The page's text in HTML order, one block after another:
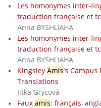
Les homonymes inter-
traduction française et
Anna BYSHLIAHA
Les homonymes inter-
traduction française et
Anna BYSHLIAHA
Kingsley Amis's Campus
Translations
Jitka Grycová
Faux amis: français,